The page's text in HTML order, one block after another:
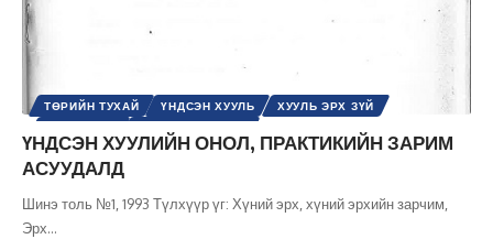
ТӨРИЙН ТУХАЙ ҮНДСЭН ХУУЛЬ
ХУУЛЬ ЭРХ ЗҮЙ
ҮНДСЭН ХУУЛИЙН ОНОЛ, ПРАКТИКИЙН ЗАРИМ
АСУУДАЛД
Шинэ толь №1, 1993 Түлхүүр үг: Хүний эрх, хүний эрхийн зарчим,
Эрх…